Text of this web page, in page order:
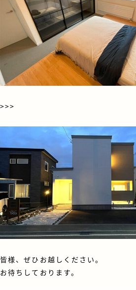
>>>
皆様、ぜひお越しください。
お待ちしております。